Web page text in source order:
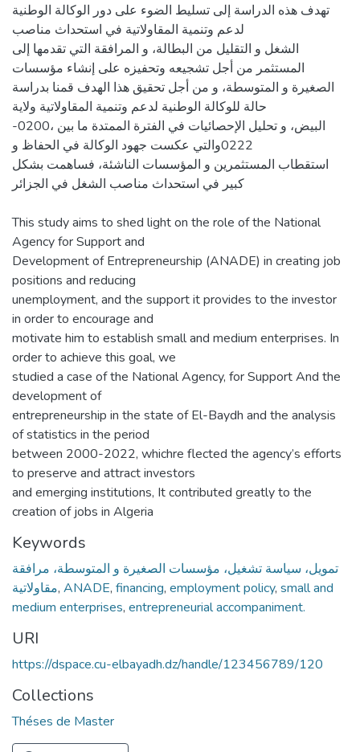
تهدف هذه الدراسة إلى تسليط الضوء على دور الوكالة الوطنية
لدعم وتنمية المقاولاتية في استحداث مناصب
الشغل و التقليل من البطالة، و المرافقة التي تقدمها إلى
المستثمر من أجل تشجيعه وتحفيزه على إنشاء مؤسسات
الصغيرة و المتوسطة، و من أجل تحقيق هذا الهدف قمنا بدراسة
حالة للوكالة الوطنية لدعم وتنمية المقاولاتية ولاية
البيض، و تحليل الإحصائيات في الفترة الممتدة ما بين ،0200-
0222والتي عكست جهود الوكالة في الحفاظ و
استقطاب المستثمرين و المؤسسات الناشئة، فساهمت بشكل
كبير في استحداث مناصب الشغل في الجزائر
This study aims to shed light on the role of the National
Agency for Support and
Development of Entrepreneurship (ANADE) in creating job
positions and reducing
unemployment, and the support it provides to the investor
in order to encourage and
motivate him to establish small and medium enterprises. In
order to achieve this goal, we
studied a case of the National Agency, for Support And the
development of
entrepreneurship in the state of El-Baydh and the analysis
of statistics in the period
between 2000-2022, whichre flected the agency’s efforts
to preserve and attract investors
and emerging institutions, It contributed greatly to the
creation of jobs in Algeria
Keywords
تمويل، سياسة تشغيل، مؤسسات الصغيرة و المتوسطة، مرافقة
مقاولاتية, ANADE, financing, employment policy, small and
medium enterprises, entrepreneurial accompaniment.
URI
https://dspace.cu-elbayadh.dz/handle/123456789/120
Collections
Théses de Master